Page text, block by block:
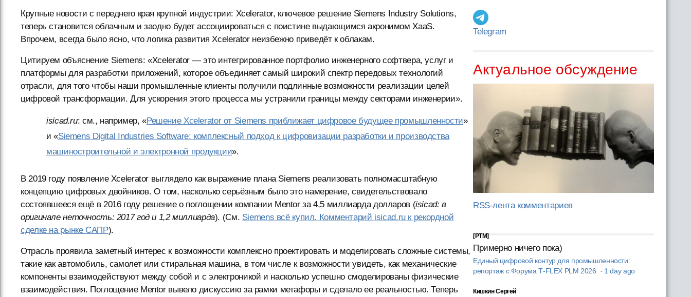
Крупные новости с переднего края крупной индустрии: Xcelerator, ключевое решение Siemens Industry Solutions,
теперь становится облачным и заодно будет ассоциироваться с поистине выдающимся акронимом XaaS.
Впрочем, всегда было ясно, что логика развития Xcelerator неизбежно приведёт к облакам.
Цитируем объяснение Siemens: «Xcelerator — это интегрированное портфолио инженерного софтвера, услуг и
платформы для разработки приложений, которое объединяет самый широкий спектр передовых технологий
отрасли, для того чтобы наши промышленные клиенты получили подлинные возможности реализации целей
цифровой трансформации. Для ускорения этого процесса мы устранили границы между секторами инженерии».
isicad.ru: см., например, «Решение Xcelerator от Siemens приближает цифровое будущее промышленности»
и «Siemens Digital Industries Software: комплексный подход к цифровизации разработки и производства
машиностроительной и электронной продукции».
В 2019 году появление Xcelerator выглядело как выражение плана Siemens реализовать полномасштабную
концепцию цифровых двойников. О том, насколько серьёзным было это намерение, свидетельствовало
состоявшееся ещё в 2016 году решение о поглощении компании Mentor за 4,5 миллиарда долларов (isicad: в
оригинале неточность: 2017 год и 1,2 миллиарда). (См. Siemens всё купил. Комментарий isicad.ru к рекордной
сделке на рынке САПР).
Отрасль проявила заметный интерес к возможности комплексно проектировать и моделировать сложные системы,
такие как автомобиль, самолет или стиральная машина, в том числе к возможности увидеть, как механические
компоненты взаимодействуют между собой и с электроникой и насколько успешно смоделированы физические
взаимодействия. Поглощение Mentor вывело дискуссию за рамки метафоры и сделало ее реальностью. Теперь
Telegram
Актуальное обсуждение
RSS-лента комментариев
[PTM]
Примерно ничего пока)
Единый цифровой контур для промышленности:
репортаж с Форума T‑FLEX PLM 2026 · 1 day ago
Кишкин Сергей